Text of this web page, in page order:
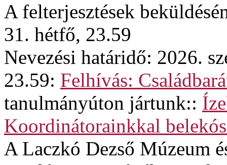
A felterjesztések
31. hétfő, 23.59
Nevezési határidő: 2026.
23.59: Felhívás:
tanulmányúton jártunk::
Koordinátorainkkal
A Laczkó Dezső Múzeum